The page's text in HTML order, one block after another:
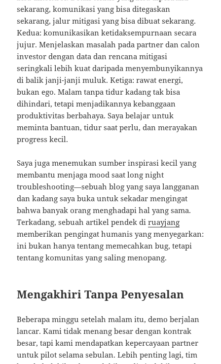
sekarang, komunikasi yang bisa ditegaskan
sekarang, jalur mitigasi yang bisa dibuat sekarang.
Kedua: komunikasikan ketidaksempurnaan secara
jujur. Menjelaskan masalah pada partner dan calon
investor dengan data dan rencana mitigasi
seringkali lebih kuat daripada menyembunyikannya
di balik janji-janji muluk. Ketiga: rawat energi,
bukan ego. Malam tanpa tidur kadang tak bisa
dihindari, tetapi menjadikannya kebanggaan
produktivitas berbahaya. Saya belajar untuk
meminta bantuan, tidur saat perlu, dan merayakan
progress kecil.
Saya juga menemukan sumber inspirasi kecil yang
membantu menjaga mood saat long night
troubleshooting—sebuah blog yang saya langganan
dan kadang saya buka untuk sekadar mengingat
bahwa banyak orang menghadapi hal yang sama.
Terkadang, sebuah artikel pendek diruayjang
memberikan pengingat humanis yang menyegarkan:
ini bukan hanya tentang memecahkan bug, tetapi
tentang komunitas yang saling menopang.
Mengakhiri Tanpa Penyesalan
Beberapa minggu setelah malam itu, demo berjalan
lancar. Kami tidak menang besar dengan kontrak
besar, tapi kami mendapatkan kepercayaan partner
untuk pilot selama sebulan. Lebih penting lagi, tim